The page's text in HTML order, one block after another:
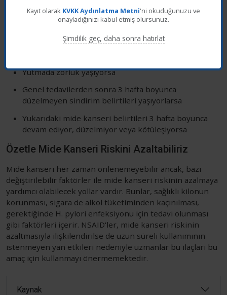
Kişi aşağıdaki durumları yaşıyorsa eğer, doktora
Yutmada zorluk yaşıyorsa
Genel tedavilerden sonra 3 hafta boyunca
düzelmeyen sindirim belirtileri yaşıyorlarsa
Yukarıdaki mide kanseri belirtileri 3 hafta boyunca
devam ediyor, düzelmiyor veya kötüleşiyorsa
Özetle Mide Kanseri Riskini Azaltabiliriz
Mide kanseri her zaman önlenemeyebilir ancak, bazı
değiştirilebilir faktörler ile mide kanseri riskinin azalmaya
yardımcı olabilecek yollar vardır. Bunlar, sağlıklı kilonun
korunması, sigara de alkol tüketiminden kaçınılması,
gerektiğinde H. pylori enfeksiyonu için tedavi olunması
gibi faktörleri içerir. NSAID'ler, mide kanseri riskinin
azaltmasıyla ilişkilendirilse de uzun süreli kullanımının
istenmeyen yan etkileri nedeniyle uzmanlar bu ilaçları bu
amaç için kullanmayı önermemektedir.
Kaynak
Kayıt olarak KVKK Aydınlatma Metni'ni okuduğunuzu ve
onayladığınızı kabul etmiş olursunuz.
Şimdilik geç, daha sonra hatırlat